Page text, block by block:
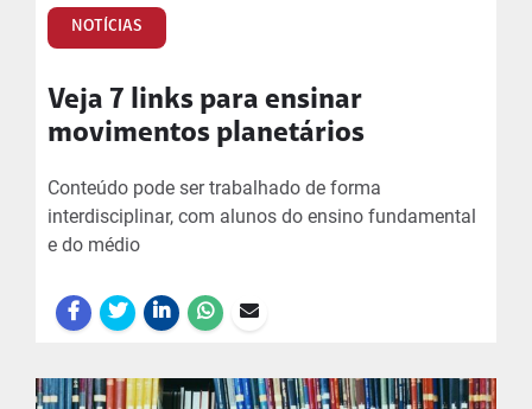
NOTÍCIAS
Veja 7 links para ensinar
movimentos planetários
Conteúdo pode ser trabalhado de forma
interdisciplinar, com alunos do ensino fundamental
e do médio